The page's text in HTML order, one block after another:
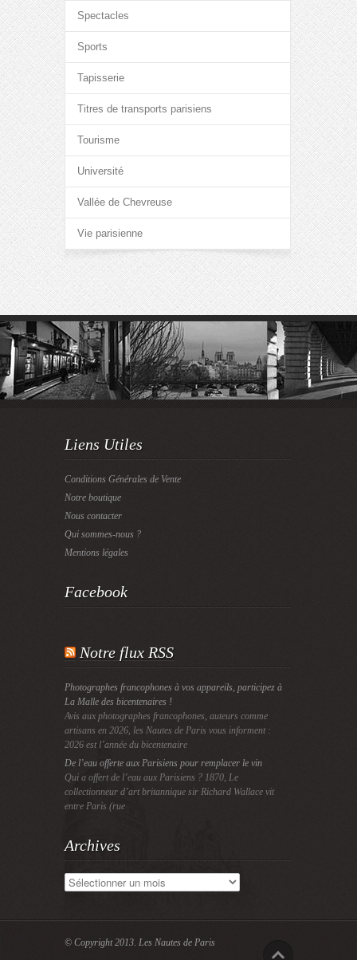
Spectacles
Sports
Tapisserie
Titres de transports parisiens
Tourisme
Université
Vallée de Chevreuse
Vie parisienne
Liens Utiles
Conditions Générales de Vente
Notre boutique
Nous contacter
Qui sommes-nous ?
Mentions légales
Facebook
Notre flux RSS
Photographes francophones à vos appareils, participez à
La Malle des bicentenaires !
Avis aux photographes francophones, auteurs comme
artisans en 2026, les Nautes de Paris vous informent :
2026 est l’année du bicentenaire
De l’eau offerte aux Parisiens pour remplacer le vin
Qui a offert de l’eau aux Parisiens ? 1870, Le
collectionneur d’art britannique sir Richard Wallace vit
entre Paris (rue
Archives
Archives
© Copyright 2013. Les Nautes de Paris